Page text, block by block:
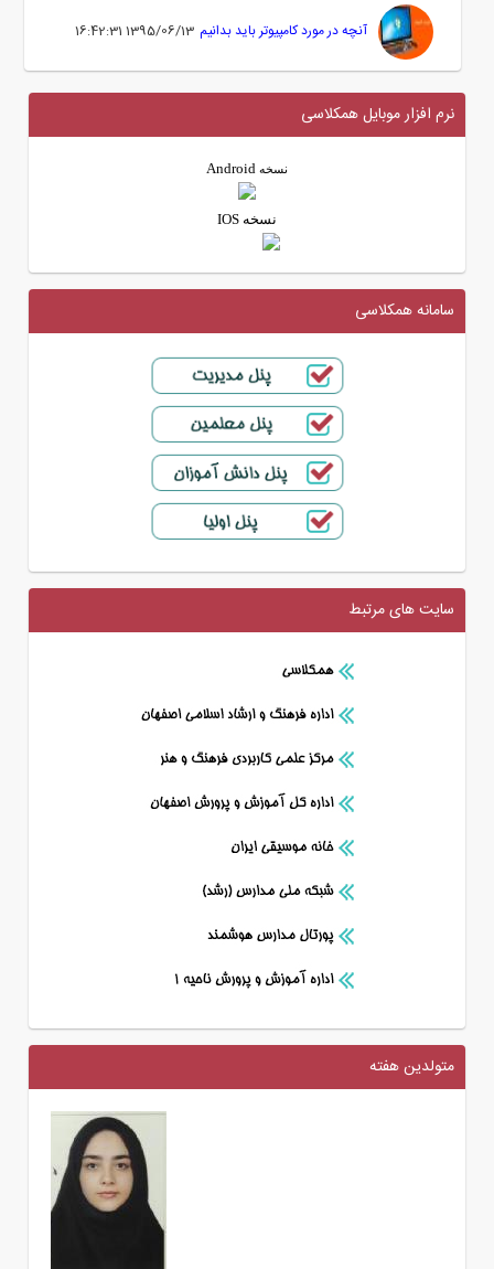
آنچه در مورد کامپیوتر باید بدانیم 1395/06/13 16:42:31
نرم افزار موبایل همکلاسی
نسخه
نسخه IOS
سامانه همکلاسی
سایت های مرتبط
متولدین هفته